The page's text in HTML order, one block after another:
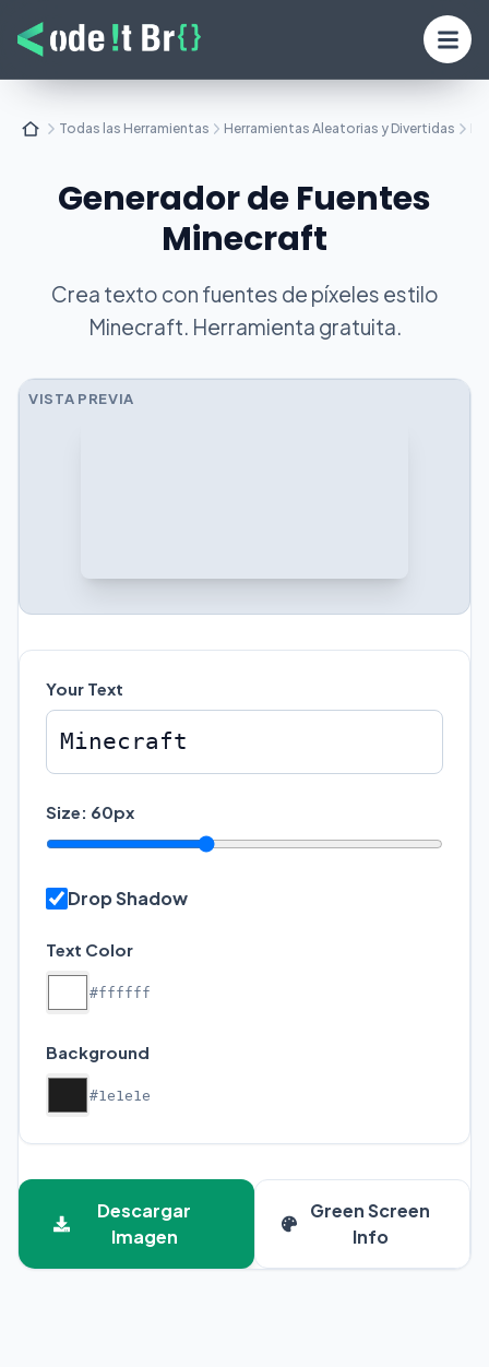
Todas las Herramientas Herramientas Aleatorias y Divertidas
Generador de Fuentes
Minecraft
Crea texto con fuentes de píxeles estilo
Minecraft. Herramienta gratuita.
VISTA PREVIA
Your Text
Size: 60px
Drop Shadow
Text Color
#ffffff
Background
#1e1e1e
Descargar
Imagen
Green Screen
Info